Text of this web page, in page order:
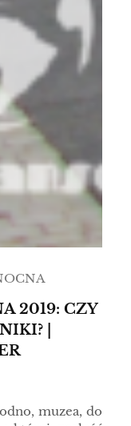
2019: CZY
|
muzea, do